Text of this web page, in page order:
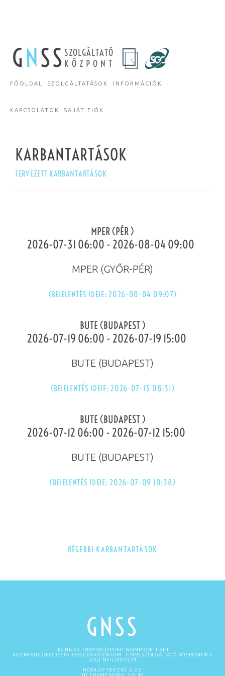
GNSS SZOLGÁLTATÓ
KÖZPONT
FŐOLDAL SZOLGÁLTATÁSOK INFORMÁCIÓK
KAPCSOLATOK SAJÁT FIÓK
KARBANTARTÁSOK
TERVEZETT KARBANTARTÁSOK
MPER (PÉR )
2026-07-31 06:00 - 2026-08-04 09:00
MPER (GYŐR-PÉR)
(BEJELENTÉS IDEJE: 2026-08-04 09:07)
BUTE (BUDAPEST )
2026-07-19 06:00 - 2026-07-19 15:00
BUTE (BUDAPEST)
(BEJELENTÉS IDEJE: 2026-07-13 08:31)
BUTE (BUDAPEST )
2026-07-12 06:00 - 2026-07-12 15:00
BUTE (BUDAPEST)
(BEJELENTÉS IDEJE: 2026-07-09 10:38)
RÉGEBBI KARBANTARTÁSOK
GNSS
LECHNER TUDÁSKÖZPONT NONPROFIT KFT.
KOZMIKUS GEODÉZIAI OBSZERVATÓRIUM - GNSS SZOLGÁLTATÓ KÖZPONT© •
JOGI NYILATKOZAT
HONLAP VERZIÓ: 2.2.0
YII FRAMEWORK: 2.0.49